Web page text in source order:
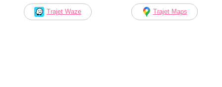
Trajet Waze Trajet Maps